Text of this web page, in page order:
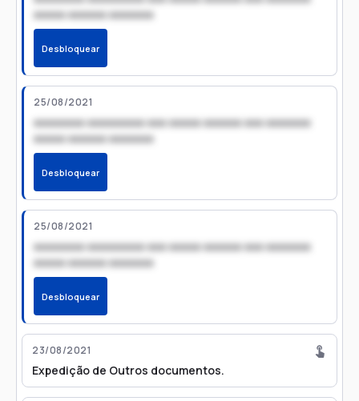
xxxxx xxxxxx xxxxxxx
Desbloquear
25/08/2021
xxxxxxxx xxxxxxxxx xxx xxxxx xxxxxx xxx xxxxxxx
xxxxx xxxxxx xxxxxxx
Desbloquear
25/08/2021
xxxxxxxx xxxxxxxxx xxx xxxxx xxxxxx xxx xxxxxxx
xxxxx xxxxxx xxxxxxx
Desbloquear
23/08/2021
Expedição de Outros documentos.